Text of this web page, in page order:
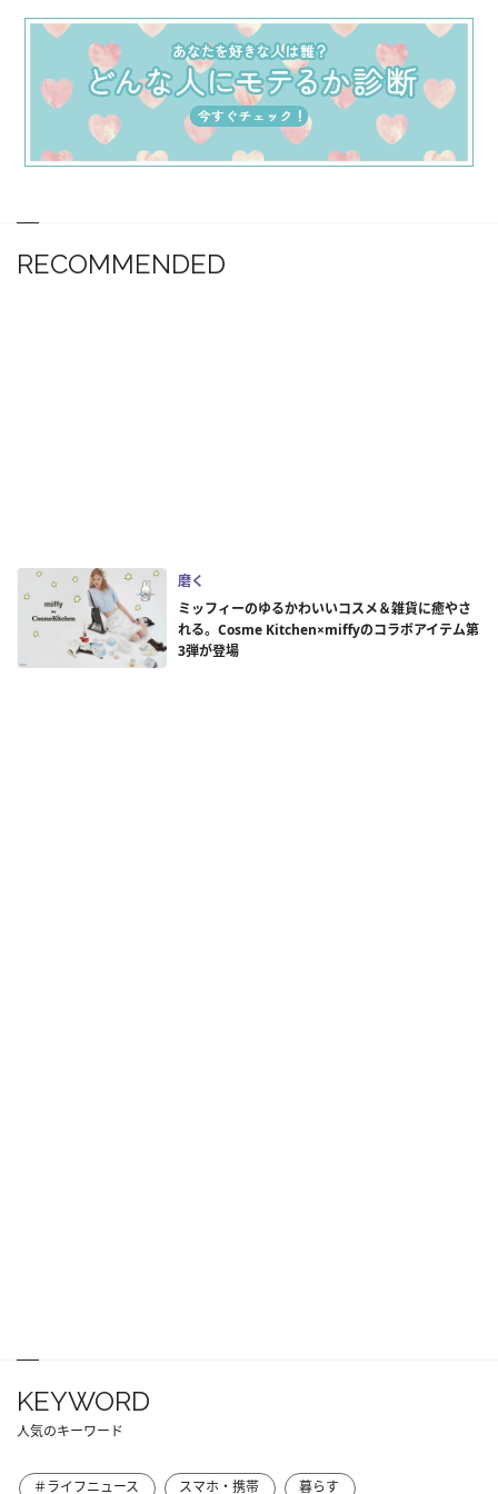
RECOMMENDED
磨く
ミッフィーのゆるかわいいコスメ＆雑貨に癒やさ
れる。Cosme Kitchen×miffyのコラボアイテム第
3弾が登場
KEYWORD
人気のキーワード
＃ライフニュース スマホ・携帯
暮らす